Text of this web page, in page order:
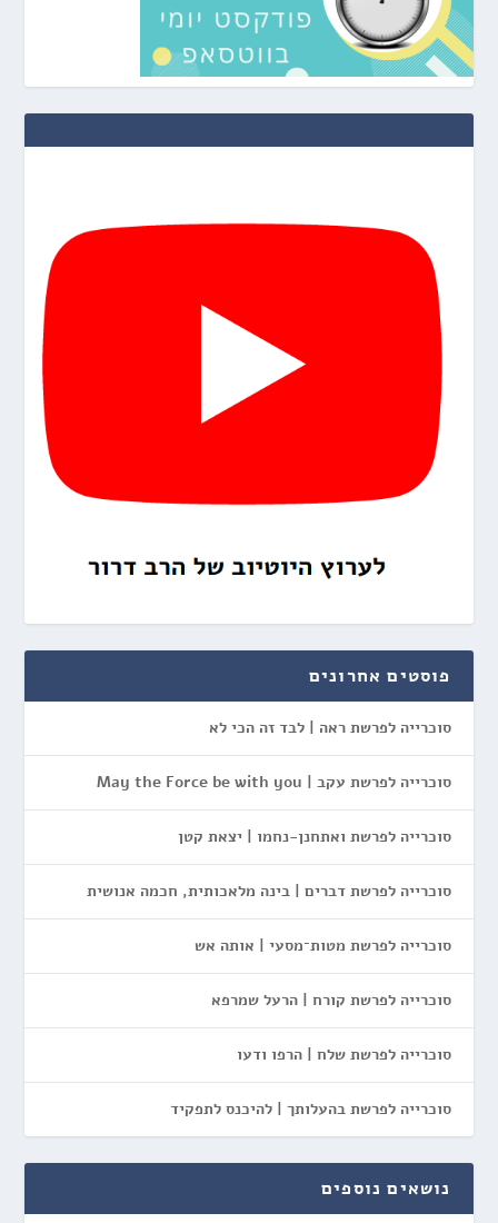
פוסטים אחרונים
סוכרייה לפרשת ראה | לבד זה הכי לא
סוכרייה לפרשת עקב | May the Force be with you
סוכרייה לפרשת ואתחנן-נחמו | יצאת קטן
סוכרייה לפרשת דברים | בינה מלאכותית, חכמה אנושית
סוכרייה לפרשת מטות־מסעי | אותה אש
סוכרייה לפרשת קורח | הרעל שמרפא
סוכרייה לפרשת שלח | הרפו ודעו
סוכרייה לפרשת בהעלותך | להיכנס לתפקיד
נושאים נוספים